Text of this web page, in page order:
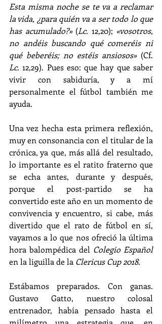
Esta misma noche se te va a reclamar
la vida, ¿para quién va a ser todo lo que
has acumulado?» (Lc. 12,20); «vosotros,
no andéis buscando qué comeréis ni
qué beberéis; no estéis ansiosos»
Lc. 12,29). Pues eso: que hay que saber
vivir con sabiduría, y a mí
personalmente el fútbol también me
ayuda.
Una vez hecha esta primera reflexión,
muy en consonancia con el titular de la
crónica, ya que, más allá del resultado,
lo importante es el ratito fraterno que
se echa antes, durante y después,
porque el post-partido se ha
convertido este año en un momento de
convivencia y encuentro, si cabe, más
divertido que el rato de fútbol en sí,
vayamos a lo que nos ofreció la última
hora balompédica del Colegio Español
en la liguilla de la Clericus Cup 2018.
Estábamos preparados. Con ganas.
Gustavo Gatto, nuestro colosal
entrenador, había pensado hasta el